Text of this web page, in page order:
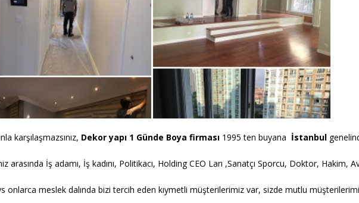
karşılaşmazsınız, Dekor yapı 1 Günde Boya firması 1995 ten buyana İstanbul
arasında İş adamı, İş kadını, Politikacı, Holding CEO Ları ,Sanatçı Sporcu, Doktor, Hakim,
onlarca meslek dalında bizi tercih eden kıymetli müşterilerimiz var, sizde mutlu